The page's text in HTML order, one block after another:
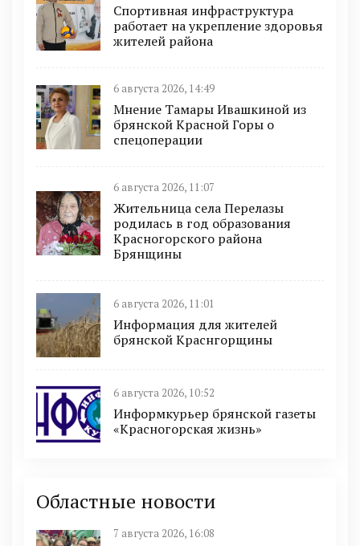
Спортивная инфраструктура
работает на укрепление здоровья
жителей района
6 августа 2026, 14:49
Мнение Тамары Ивашкиной из
брянской Красной Горы о
спецоперации
6 августа 2026, 11:07
Жительница села Перелазы
родилась в год образования
Красногорского района
Брянщины
6 августа 2026, 11:01
Информация для жителей
брянской Краснгорщины
6 августа 2026, 10:52
Информкурьер брянской газеты
«Красногорская жизнь»
Областные новости
7 августа 2026, 16:08